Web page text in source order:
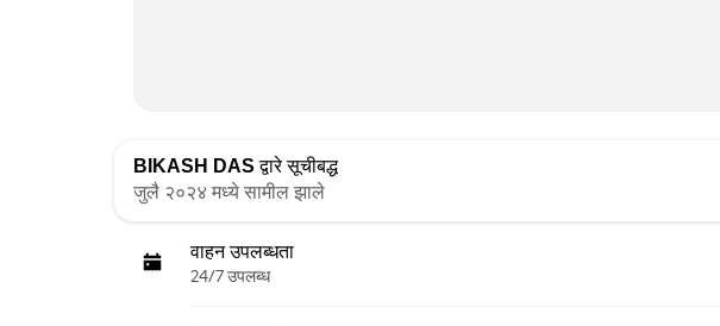
BIKASH DAS द्वारे सूचीबद्ध
जुलै २०२४ मध्ये सामील झाले
वाहन उपलब्धता
24/7 उपलब्ध